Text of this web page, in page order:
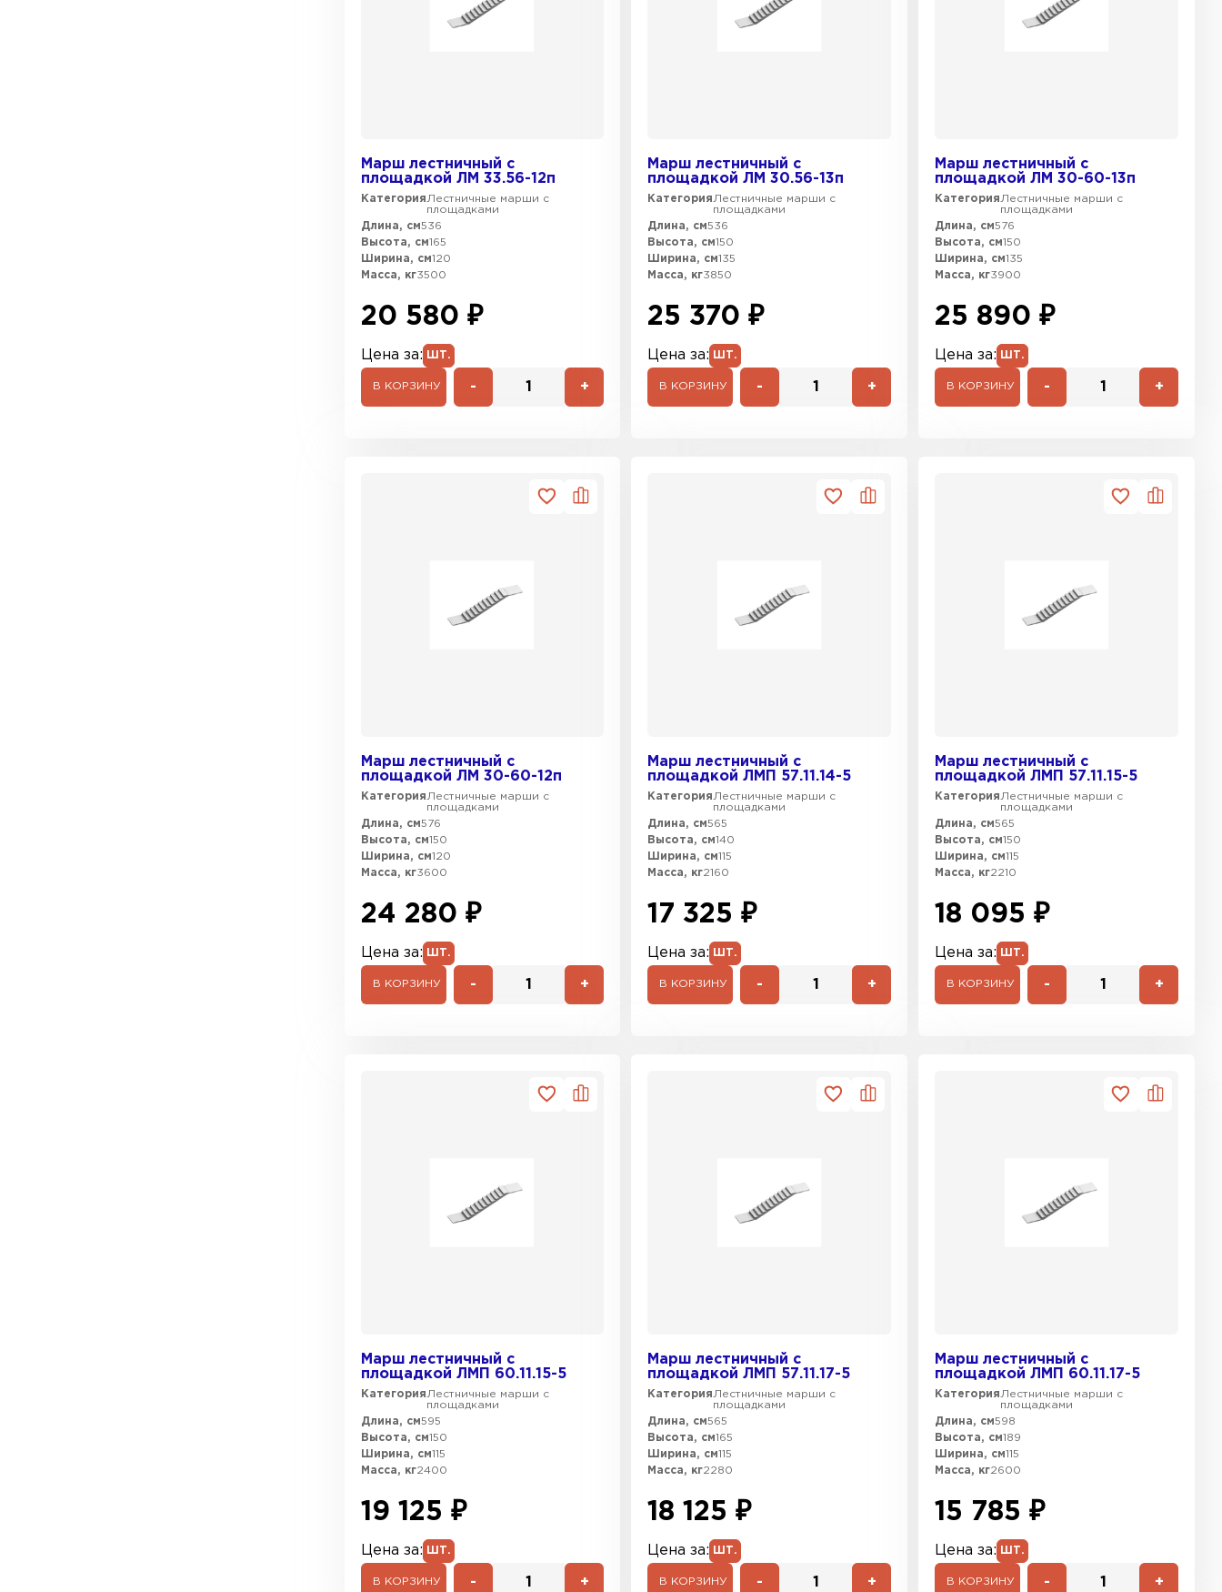
Марш лестничный с
площадкой ЛМ 33.56-12п
Категория Лестничные марши с
площадками
Длина, см536
Высота, см165
Ширина, см120
Масса, кг3500
20 580 ₽
Цена за: ШТ.
В КОРЗИНУ - +
Марш лестничный с
площадкой ЛМ 30.56-13п
Категория Лестничные марши с
площадками
Длина, см536
Высота, см150
Ширина, см135
Масса, кг3850
25 370 ₽
Цена за: ШТ.
В КОРЗИНУ - +
Марш лестничный с
площадкой ЛМ 30-60-13п
Категория Лестничные марши с
площадками
Длина, см576
Высота, см150
Ширина, см135
Масса, кг3900
25 890 ₽
Цена за: ШТ.
В КОРЗИНУ - +
Марш лестничный с
площадкой ЛМ 30-60-12п
Категория Лестничные марши с
площадками
Длина, см576
Высота, см150
Ширина, см120
Масса, кг3600
24 280 ₽
Цена за: ШТ.
В КОРЗИНУ - +
Марш лестничный с
площадкой ЛМП 57.11.14-5
Категория Лестничные марши с
площадками
Длина, см565
Высота, см140
Ширина, см115
Масса, кг2160
17 325 ₽
Цена за: ШТ.
В КОРЗИНУ - +
Марш лестничный с
площадкой ЛМП 57.11.15-5
Категория Лестничные марши с
площадками
Длина, см565
Высота, см150
Ширина, см115
Масса, кг2210
18 095 ₽
Цена за: ШТ.
В КОРЗИНУ - +
Марш лестничный с
площадкой ЛМП 60.11.15-5
Категория Лестничные марши с
площадками
Длина, см595
Высота, см150
Ширина, см115
Масса, кг2400
19 125 ₽
Цена за: ШТ.
В КОРЗИНУ - +
Марш лестничный с
площадкой ЛМП 57.11.17-5
Категория Лестничные марши с
площадками
Длина, см565
Высота, см165
Ширина, см115
Масса, кг2280
18 125 ₽
Цена за: ШТ.
В КОРЗИНУ - +
Марш лестничный с
площадкой ЛМП 60.11.17-5
Категория Лестничные марши с
площадками
Длина, см598
Высота, см189
Ширина, см115
Масса, кг2600
15 785 ₽
Цена за: ШТ.
В КОРЗИНУ - +